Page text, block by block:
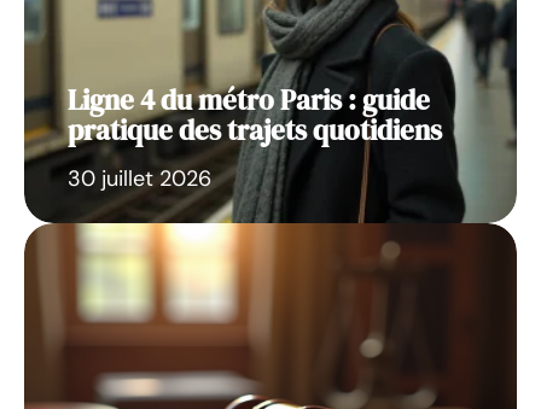
Ligne 4 du métro Paris : guide
pratique des trajets quotidiens
30 juillet 2026